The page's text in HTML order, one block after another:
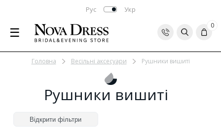
Рус Укр
☰ 0
Головна Весільні аксесуари Рушники вишиті
Рушники вишиті
Відкрити фільтри